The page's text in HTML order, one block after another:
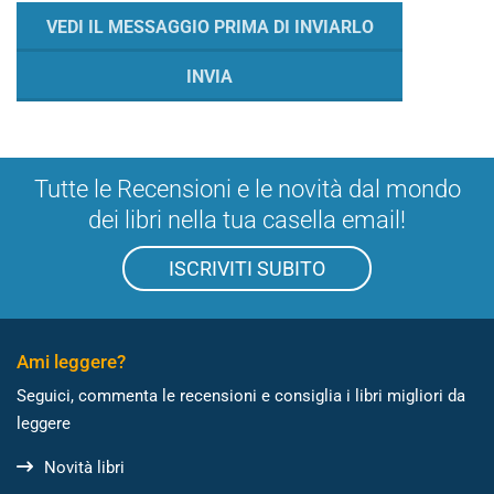
Tutte le Recensioni e le novità dal mondo
dei libri nella tua casella email!
ISCRIVITI SUBITO
Ami leggere?
Seguici, commenta le recensioni e consiglia i libri migliori da
leggere
Novità libri